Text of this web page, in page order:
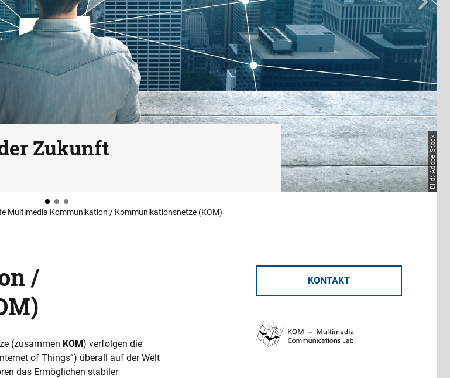
Bild: Adobe Stock
Zukunft
Vor
Multimedia Kommunikation / Kommunikationsnetze (KOM)
/
(zusammen KOM) verfolgen die
of Things”) überall auf der Welt
das Ermöglichen stabiler
KONTAKT